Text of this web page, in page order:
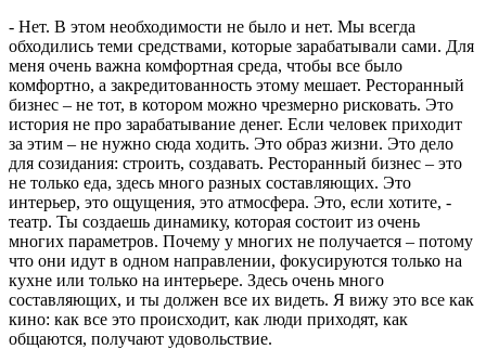
- Нет. В этом необходимости не было и нет. Мы всегда
обходились теми средствами, которые зарабатывали сами. Для
меня очень важна комфортная среда, чтобы все было
комфортно, а закредитованность этому мешает. Ресторанный
бизнес – не тот, в котором можно чрезмерно рисковать. Это
история не про зарабатывание денег. Если человек приходит
за этим – не нужно сюда ходить. Это образ жизни. Это дело
для созидания: строить, создавать. Ресторанный бизнес – это
не только еда, здесь много разных составляющих. Это
интерьер, это ощущения, это атмосфера. Это, если хотите, -
театр. Ты создаешь динамику, которая состоит из очень
многих параметров. Почему у многих не получается – потому
что они идут в одном направлении, фокусируются только на
кухне или только на интерьере. Здесь очень много
составляющих, и ты должен все их видеть. Я вижу это все как
кино: как все это происходит, как люди приходят, как
общаются, получают удовольствие.